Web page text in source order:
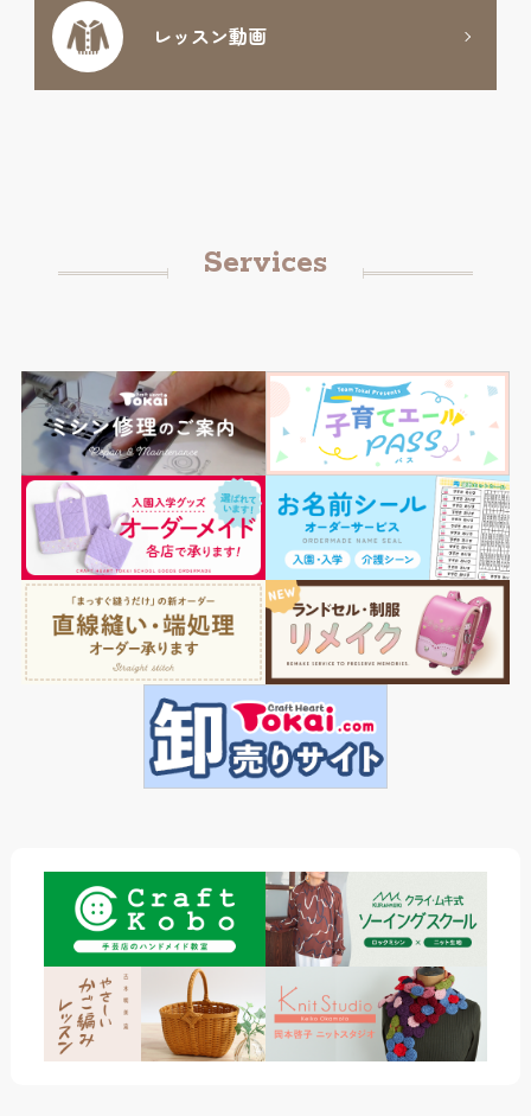
レッスン動画
Services